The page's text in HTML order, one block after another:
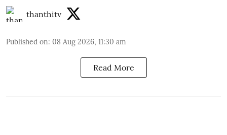
thanthitv
Published on: 08 Aug 2026, 11:30 am
Read More